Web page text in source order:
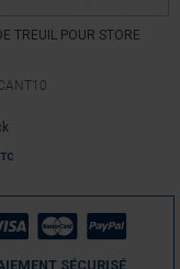
TREUIL POUR STORE
SÉCURISÉ